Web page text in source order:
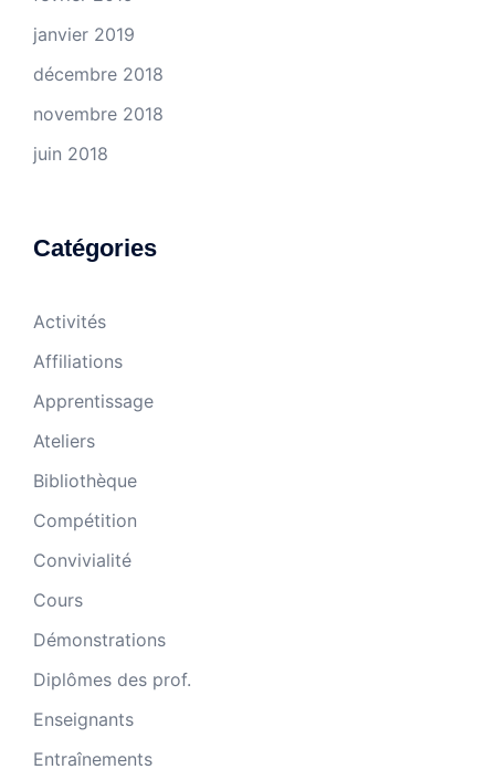
janvier 2019
décembre 2018
novembre 2018
juin 2018
Catégories
Activités
Affiliations
Apprentissage
Ateliers
Bibliothèque
Compétition
Convivialité
Cours
Démonstrations
Diplômes des prof.
Enseignants
Entraînements